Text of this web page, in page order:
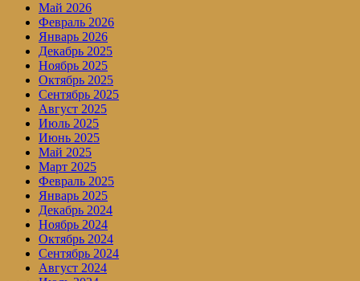
Май 2026
Февраль 2026
Январь 2026
Декабрь 2025
Ноябрь 2025
Октябрь 2025
Сентябрь 2025
Август 2025
Июль 2025
Июнь 2025
Май 2025
Март 2025
Февраль 2025
Январь 2025
Декабрь 2024
Ноябрь 2024
Октябрь 2024
Сентябрь 2024
Август 2024